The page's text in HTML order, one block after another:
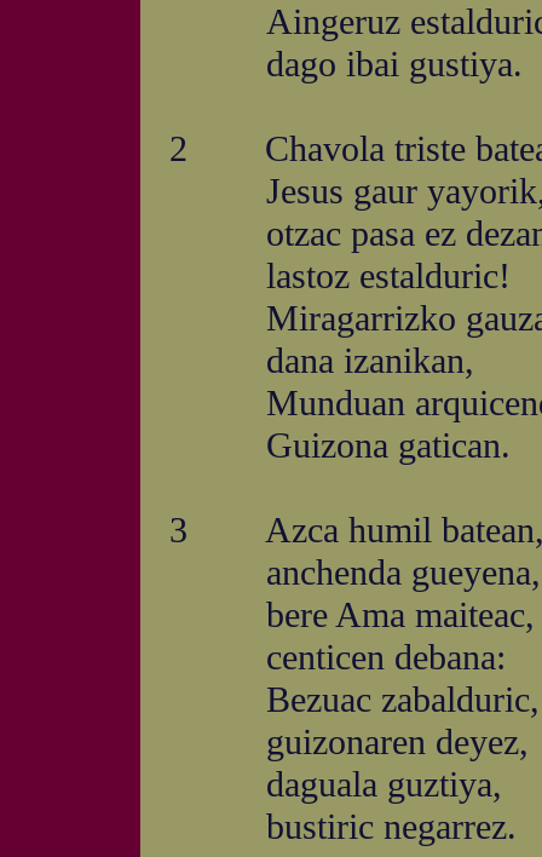
Aingeruz
dago ibai gustiya.
2 Chavola triste
Jesus gaur
otzac pasa ez
lastoz estalduric!
Miragarrizko
dana izanikan,
Munduan
Guizona gatican.
3 Azca humil
anchenda gueyena,
bere Ama maiteac,
centicen debana:
Bezuac zabalduric,
guizonaren deyez,
daguala guztiya,
bustiric negarrez.